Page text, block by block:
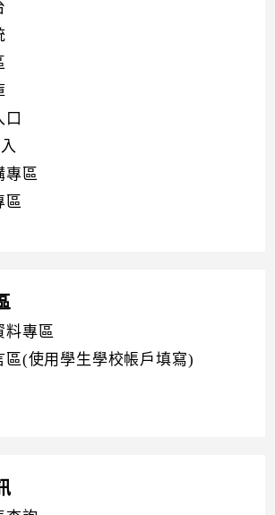
口
專區
區
料專區
區(使用學生學校帳戶填寫)